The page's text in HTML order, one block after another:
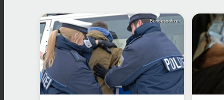
Bundespolizei